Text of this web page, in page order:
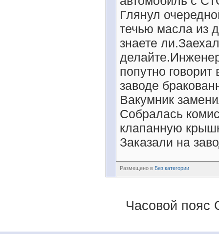
Глянул
течью масла из
знаете
попутно
заводе
Вакумник
Собралась
клапанную
Заказали на
Размещено в Без категории
Часовой пояс